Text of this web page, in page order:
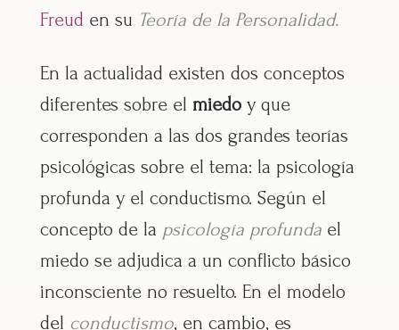
Freud en su Teoría de la Personalidad.
En la actualidad existen dos conceptos
diferentes sobre el miedoy que
corresponden a las dos grandes teorías
psicológicas sobre el tema: la psicología
profunda y el conductismo. Según el
concepto de la psicología profunda el
miedo se adjudica a un conflicto básico
inconsciente no resuelto. En el modelo
del conductismo, en cambio, es